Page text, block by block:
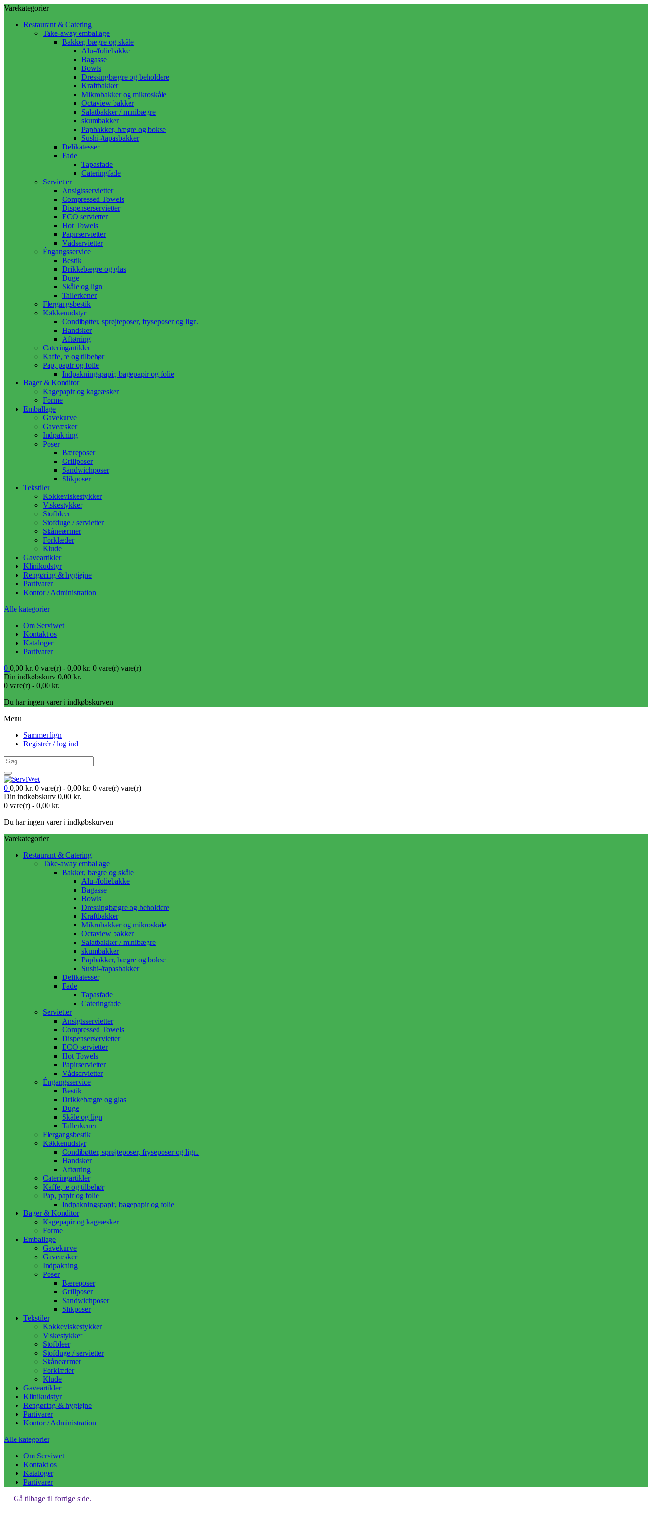
Varekategorier
Restaurant & Catering
Take-away emballage
Bakker, bægre og skåle
Alu-/foliebakke
Bagasse
Bowls
Dressingbægre og beholdere
Kraftbakker
Mikrobakker og mikroskåle
Octaview bakker
Salatbakker / minibægre
skumbakker
Papbakker, bægre og bokse
Sushi-/tapasbakker
Delikatesser
Fade
Tapasfade
Cateringfade
Servietter
Ansigtsservietter
Compressed Towels
Dispenserservietter
ECO servietter
Hot Towels
Papirservietter
Vådservietter
Éngangsservice
Bestik
Drikkebægre og glas
Duge
Skåle og lign
Tallerkener
Flergangsbestik
Køkkenudstyr
Condibøtter, sprøjteposer, fryseposer og lign.
Handsker
Aftørring
Cateringartikler
Kaffe, te og tilbehør
Pap, papir og folie
Indpakningspapir, bagepapir og folie
Bager & Konditor
Kagepapir og kageæsker
Forme
Emballage
Gavekurve
Gaveæsker
Indpakning
Poser
Bæreposer
Grillposer
Sandwichposer
Slikposer
Tekstiler
Kokkeviskestykker
Viskestykker
Stofbleer
Stofduge / servietter
Skåneærmer
Forklæder
Klude
Gaveartikler
Klinikudstyr
Rengøring & hygiejne
Partivarer
Kontor / Administration
Alle kategorier
Om Serviwet
Kontakt os
Kataloger
Partivarer
0 0,00 kr. 0 vare(r) - 0,00 kr. 0 vare(r) vare(r)
Din indkøbskurv 0,00 kr.
0 vare(r) - 0,00 kr.
Du har ingen varer i indkøbskurven
Menu
Sammenlign
Registrér / log ind
0 0,00 kr. 0 vare(r) - 0,00 kr. 0 vare(r) vare(r)
Din indkøbskurv 0,00 kr.
0 vare(r) - 0,00 kr.
Du har ingen varer i indkøbskurven
Varekategorier
Restaurant & Catering
Take-away emballage
Bakker, bægre og skåle
Alu-/foliebakke
Bagasse
Bowls
Dressingbægre og beholdere
Kraftbakker
Mikrobakker og mikroskåle
Octaview bakker
Salatbakker / minibægre
skumbakker
Papbakker, bægre og bokse
Sushi-/tapasbakker
Delikatesser
Fade
Tapasfade
Cateringfade
Servietter
Ansigtsservietter
Compressed Towels
Dispenserservietter
ECO servietter
Hot Towels
Papirservietter
Vådservietter
Éngangsservice
Bestik
Drikkebægre og glas
Duge
Skåle og lign
Tallerkener
Flergangsbestik
Køkkenudstyr
Condibøtter, sprøjteposer, fryseposer og lign.
Handsker
Aftørring
Cateringartikler
Kaffe, te og tilbehør
Pap, papir og folie
Indpakningspapir, bagepapir og folie
Bager & Konditor
Kagepapir og kageæsker
Forme
Emballage
Gavekurve
Gaveæsker
Indpakning
Poser
Bæreposer
Grillposer
Sandwichposer
Slikposer
Tekstiler
Kokkeviskestykker
Viskestykker
Stofbleer
Stofduge / servietter
Skåneærmer
Forklæder
Klude
Gaveartikler
Klinikudstyr
Rengøring & hygiejne
Partivarer
Kontor / Administration
Alle kategorier
Om Serviwet
Kontakt os
Kataloger
Partivarer
Gå tilbage til forrige side.